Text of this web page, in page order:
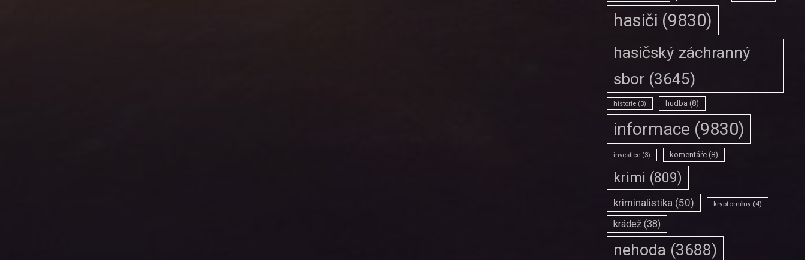
hasiči (9830)
hasičský záchranný
sbor (3645)
historie (3) hudba (8)
informace (9830)
investice (3) komentáře (8)
krimi (809)
kriminalistika (50) kryptoměny (4)
krádež (38)
nehoda (3688)